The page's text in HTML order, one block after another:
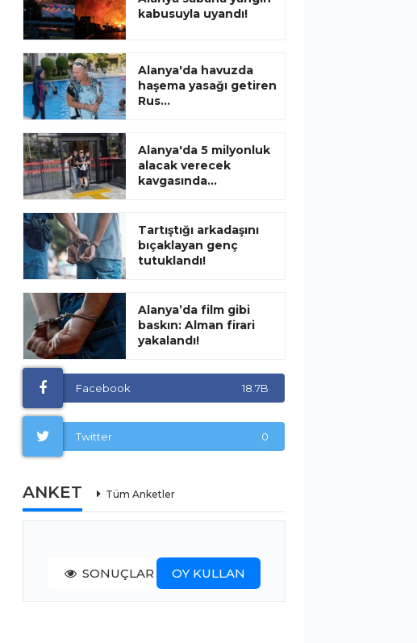
kabusuyla uyandı!
Alanya'da havuzda
haşema yasağı getiren
Rus...
Alanya'da 5 milyonluk
alacak verecek
kavgasında...
Tartıştığı arkadaşını
bıçaklayan genç
tutuklandı!
Alanya’da film gibi
baskın: Alman firari
yakalandı!
Facebook 18.7B
Twitter 0
ANKET Tüm Anketler
SONUÇLAR OY KULLAN